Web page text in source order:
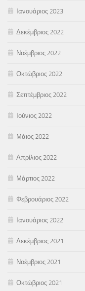
Ιανουάριος 2023
Δεκέμβριος 2022
Νοέμβριος 2022
Οκτώβριος 2022
Σεπτέμβριος 2022
Ιούνιος 2022
Μάιος 2022
Απρίλιος 2022
Μάρτιος 2022
Φεβρουάριος 2022
Ιανουάριος 2022
Δεκέμβριος 2021
Νοέμβριος 2021
Οκτώβριος 2021